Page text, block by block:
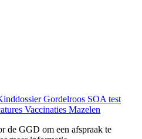
Gordelroos SOA test
Vaccinaties Mazelen
de GGD om een afspraak te